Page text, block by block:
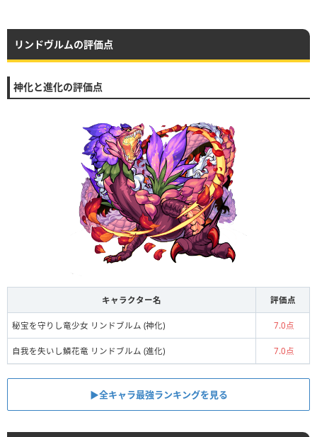
リンドヴルムの評価点
神化と進化の評価点
キャラクター名 評価点
秘宝を守りし竜少女 リンドブルム (神化) 7.0点
自我を失いし鱗花竜 リンドブルム (進化) 7.0点
▶全キャラ最強ランキングを見る